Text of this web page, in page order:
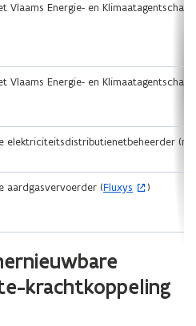
Vlaams Energie- en Klimaatagentschap (
Vlaams Energie- en Klimaatagentschap
elektriciteitsdistributienetbeheerder
aardgasvervoerder (Fluxys
(
e
t
n
n
)
krachtkoppeling